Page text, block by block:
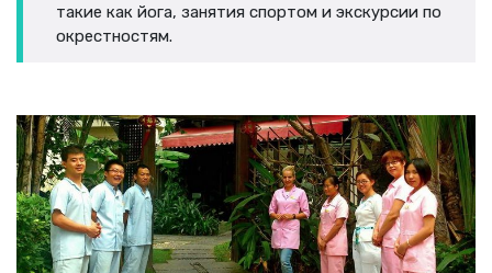
такие как йога, занятия спортом и экскурсии по
окрестностям.